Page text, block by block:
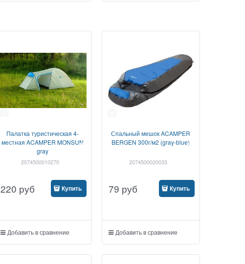
Палатка туристическая 4-
местная ACAMPER MONSUN
gray
2074500010270
220 руб Купить
Добавить в сравнение
Спальный мешок ACAMPER
BERGEN 300г/м2 (gray-blue)
2074500020033
79 руб Купить
Добавить в сравнение